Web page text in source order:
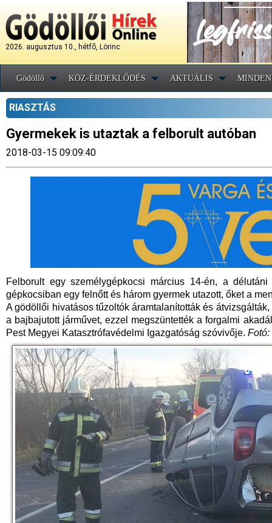
2026. augusztus 10., hétfõ, Lörinc
Gödöllő KÖZ-ÉRDEKLŐDÉS AKTUÁLIS
RIASZTÁS
Gyermekek is utaztak a felborult autóban
2018-03-15 09:09:40
Felborult egy személygépkocsi március 14-én, a
gépkocsiban egy felnőtt és három gyermek utazott, őket a
A gödöllői hivatásos tűzoltók áramtalanították és
a bajbajutott járművet, ezzel megszüntették a forgalmi
Pest Megyei Katasztrófavédelmi Igazgatóság szóvivője. Fotó: